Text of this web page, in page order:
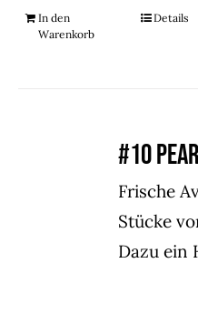
In den
Warenkorb
Details
#10
Frische
Stücke
Dazu ein